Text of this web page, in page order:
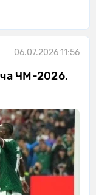
06.07.2026 11:56
ЧМ-2026,